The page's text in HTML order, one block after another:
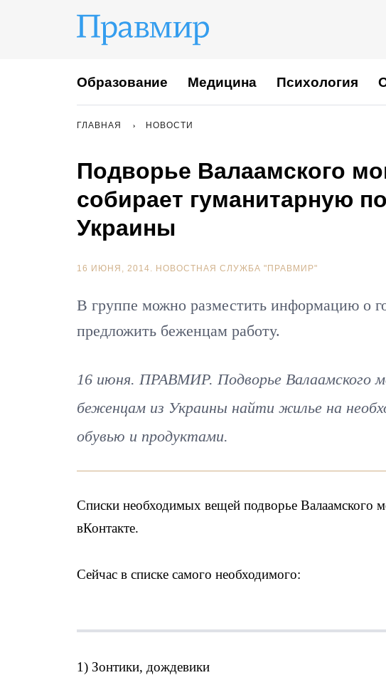
Образование Медицина Психология
ГЛАВНАЯ НОВОСТИ
Подворье Валаамского
собирает гуманитарную
Украины
16 ИЮНЯ, 2014. НОВОСТНАЯ СЛУЖБА "ПРАВМИР"
В группе можно разместить информацию о
предложить беженцам работу.
16 июня. ПРАВМИР. Подворье Валаамского
беженцам из Украины найти жилье на
обувью и продуктами.
Списки необходимых вещей подворье Валаамского
вКонтакте.
Сейчас в списке самого необходимого:
1) Зонтики, дождевики